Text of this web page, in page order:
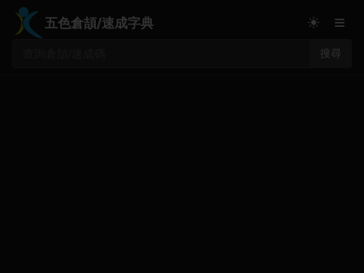
五色倉頡/速成字典
搜尋
☀ ≡